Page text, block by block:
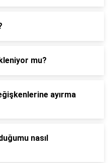
mu?
ayırma
nasıl